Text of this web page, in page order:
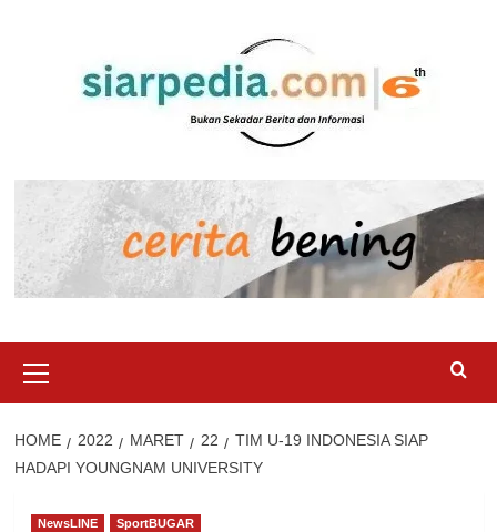
Menu
HOME 2022 MARET 22
TIM U-19 INDONESIA SIAP
HADAPI YOUNGNAM UNIVERSITY
NewsLINE SportBUGAR